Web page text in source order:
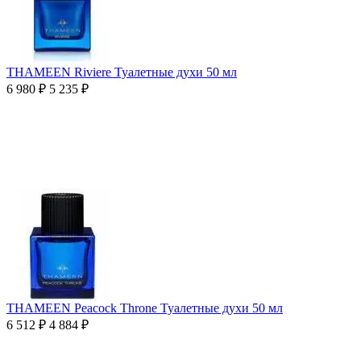
THAMEEN Riviere Туалетные духи 50 мл
6 980 ₽ 5 235 ₽
THAMEEN Peacock Throne Туалетные духи 50 мл
6 512 ₽ 4 884 ₽